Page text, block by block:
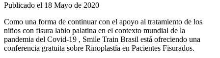
Publicado el 18 Mayo de 2020
Como una forma de continuar con el apoyo al tratamiento de los
niños con fisura labio palatina en el contexto mundial de la
pandemia del Covid-19 , Smile Train Brasil está ofreciendo una
conferencia gratuita sobre Rinoplastía en Pacientes Fisurados.